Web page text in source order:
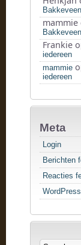
mammie
Frankie
iedereen
mammie
iedereen
Meta
Login
Berichten
Reacties